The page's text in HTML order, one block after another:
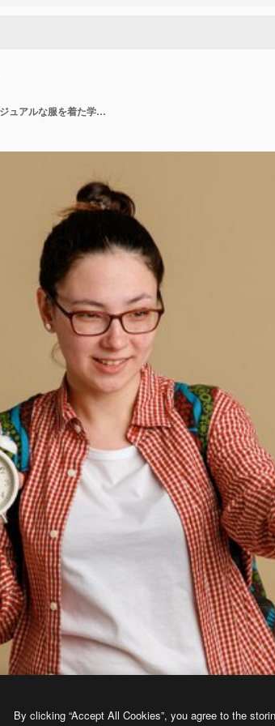
目覚まし時計を保持しているバックパックと眼鏡をかけたカジュアルな服を着た学生の若い女性
By clicking “Accept All Cookies”, you agree to the